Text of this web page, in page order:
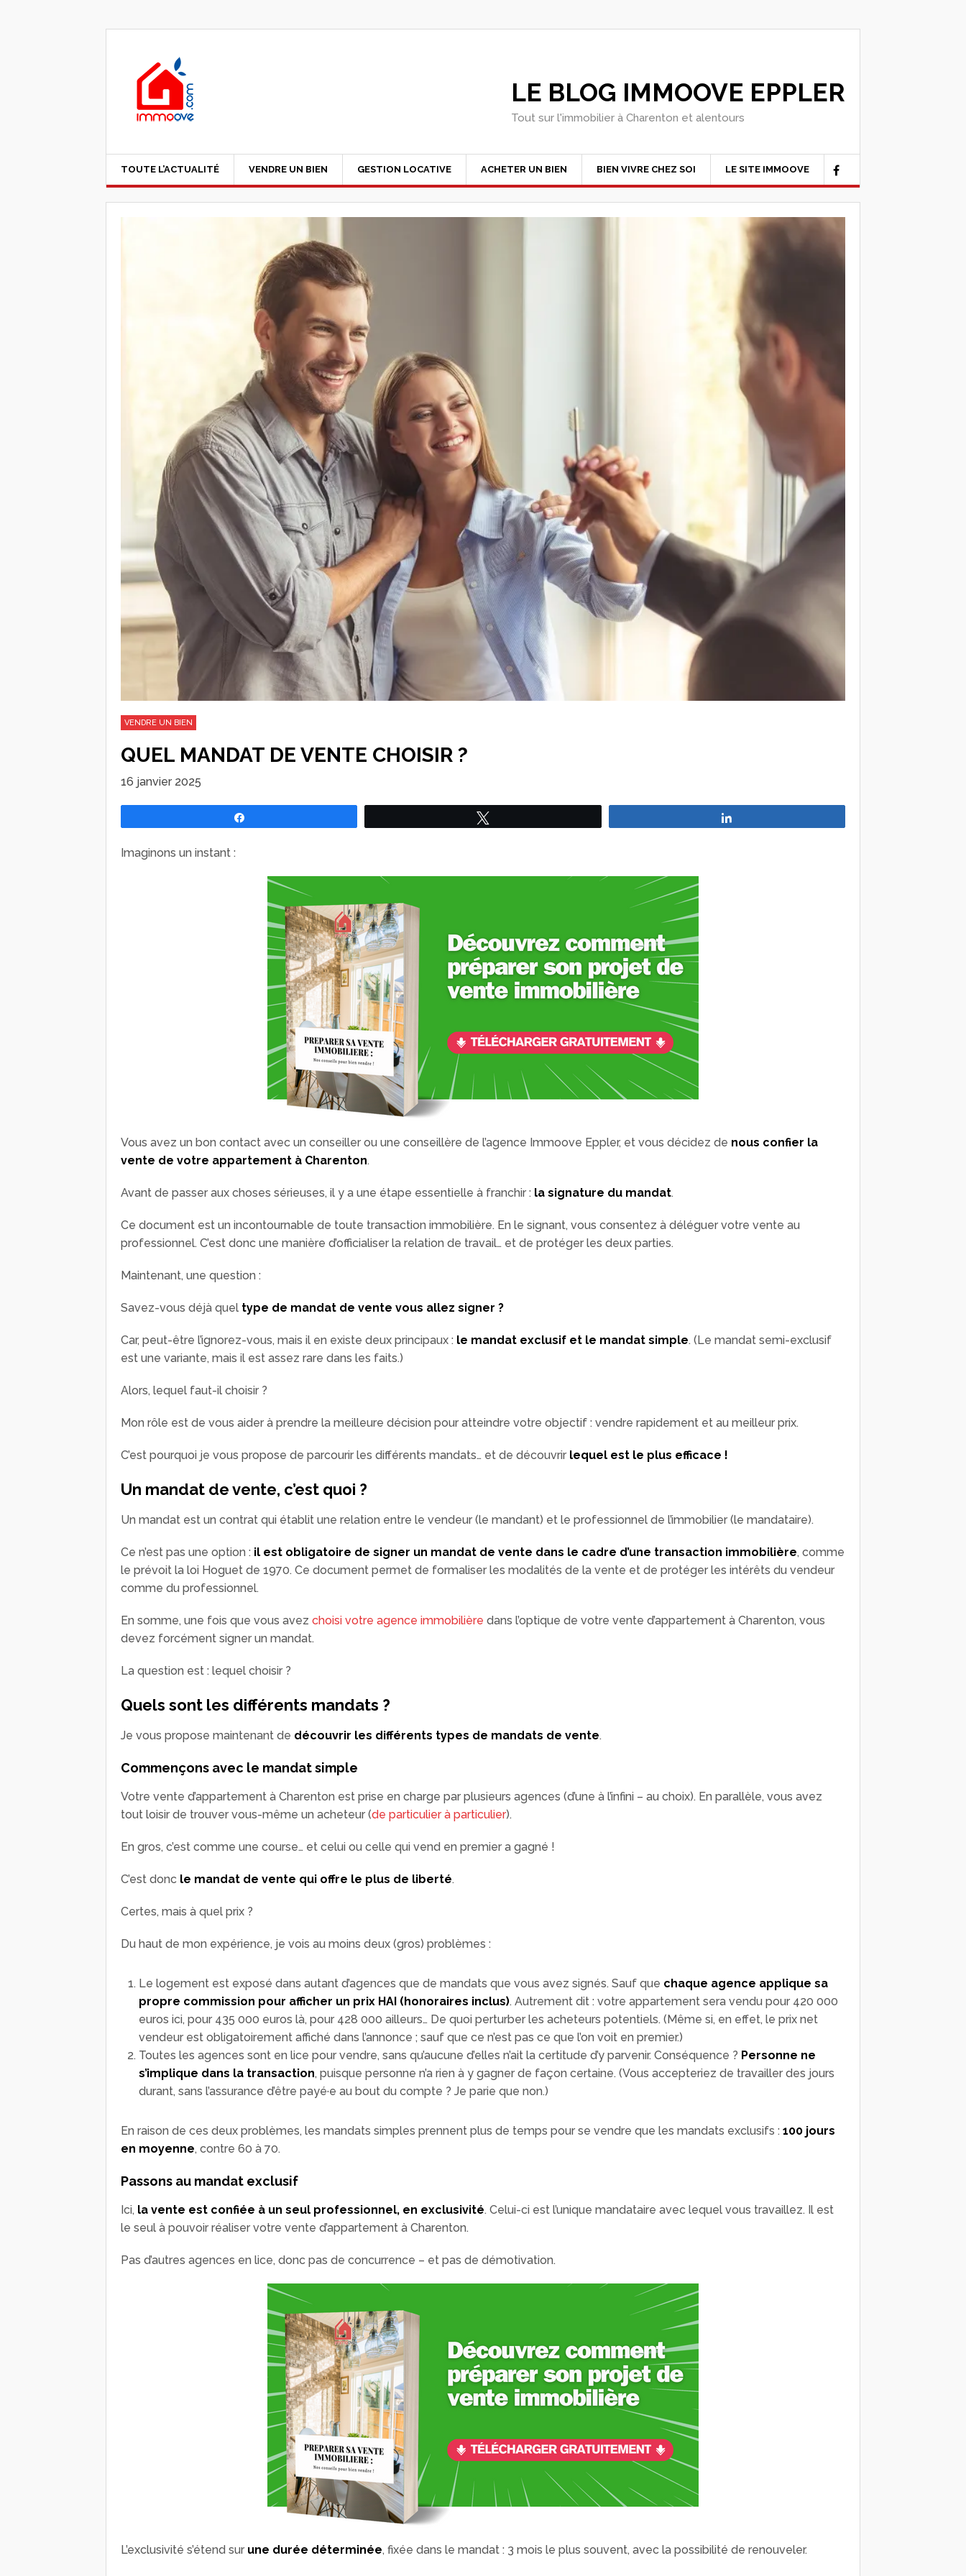
LE BLOG IMMOOVE EPPLER
Tout sur l'immobilier à Charenton et alentours
TOUTE L’ACTUALITÉ VENDRE UN BIEN GESTION LOCATIVE ACHETER UN BIEN BIEN VIVRE CHEZ SOI LE SITE IMMOOVE
VENDRE UN BIEN
QUEL MANDAT DE VENTE CHOISIR ?
16 janvier 2025
Imaginons un instant :
Vous avez un bon contact avec un conseiller ou une conseillère de l’agence Immoove Eppler, et vous décidez de nous confier la
vente de votre appartement à Charenton.
Avant de passer aux choses sérieuses, il y a une étape essentielle à franchir : la signature du mandat.
Ce document est un incontournable de toute transaction immobilière. En le signant, vous consentez à déléguer votre vente au
professionnel. C’est donc une manière d’officialiser la relation de travail… et de protéger les deux parties.
Maintenant, une question :
Savez-vous déjà quel type de mandat de vente vous allez signer ?
Car, peut-être l’ignorez-vous, mais il en existe deux principaux : le mandat exclusif et le mandat simple. (Le mandat semi-exclusif
est une variante, mais il est assez rare dans les faits.)
Alors, lequel faut-il choisir ?
Mon rôle est de vous aider à prendre la meilleure décision pour atteindre votre objectif : vendre rapidement et au meilleur prix.
C’est pourquoi je vous propose de parcourir les différents mandats… et de découvrir lequel est le plus efficace !
Un mandat de vente, c’est quoi ?
Un mandat est un contrat qui établit une relation entre le vendeur (le mandant) et le professionnel de l’immobilier (le mandataire).
Ce n’est pas une option : il est obligatoire de signer un mandat de vente dans le cadre d’une transaction immobilière, comme
le prévoit la loi Hoguet de 1970. Ce document permet de formaliser les modalités de la vente et de protéger les intérêts du vendeur
comme du professionnel.
En somme, une fois que vous avez choisi votre agence immobilière dans l’optique de votre vente d’appartement à Charenton, vous
devez forcément signer un mandat.
La question est : lequel choisir ?
Quels sont les différents mandats ?
Je vous propose maintenant de découvrir les différents types de mandats de vente.
Commençons avec le mandat simple
Votre vente d’appartement à Charenton est prise en charge par plusieurs agences (d’une à l’infini – au choix). En parallèle, vous avez
tout loisir de trouver vous-même un acheteur (de particulier à particulier).
En gros, c’est comme une course… et celui ou celle qui vend en premier a gagné !
C’est donc le mandat de vente qui offre le plus de liberté.
Certes, mais à quel prix ?
Du haut de mon expérience, je vois au moins deux (gros) problèmes :
Le logement est exposé dans autant d’agences que de mandats que vous avez signés. Sauf que chaque agence applique sa
propre commission pour afficher un prix HAI (honoraires inclus). Autrement dit : votre appartement sera vendu pour 420 000
euros ici, pour 435 000 euros là, pour 428 000 ailleurs… De quoi perturber les acheteurs potentiels. (Même si, en effet, le prix net
vendeur est obligatoirement affiché dans l’annonce ; sauf que ce n’est pas ce que l’on voit en premier.)
Toutes les agences sont en lice pour vendre, sans qu’aucune d’elles n’ait la certitude d’y parvenir. Conséquence ? Personne ne
s’implique dans la transaction, puisque personne n’a rien à y gagner de façon certaine. (Vous accepteriez de travailler des jours
durant, sans l’assurance d’être payé·e au bout du compte ? Je parie que non.)
En raison de ces deux problèmes, les mandats simples prennent plus de temps pour se vendre que les mandats exclusifs : 100 jours
en moyenne, contre 60 à 70.
Passons au mandat exclusif
Ici, la vente est confiée à un seul professionnel, en exclusivité. Celui-ci est l’unique mandataire avec lequel vous travaillez. Il est
le seul à pouvoir réaliser votre vente d’appartement à Charenton.
Pas d’autres agences en lice, donc pas de concurrence – et pas de démotivation.
L’exclusivité s’étend sur une durée déterminée, fixée dans le mandat : 3 mois le plus souvent, avec la possibilité de renouveler.